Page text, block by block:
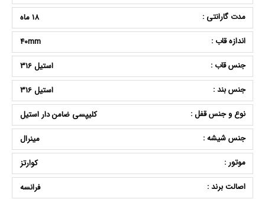
مدت گارانتی :
18 ماه
اندازه قاب :
40mm
جنس قاب :
استیل 316
جنس بند :
استیل 316
نوع و جنس قفل :
کلیپسی ضامن دار استیل
جنس شیشه :
مینرال
موتور :
کوارتز
اصالت برند :
فرانسه